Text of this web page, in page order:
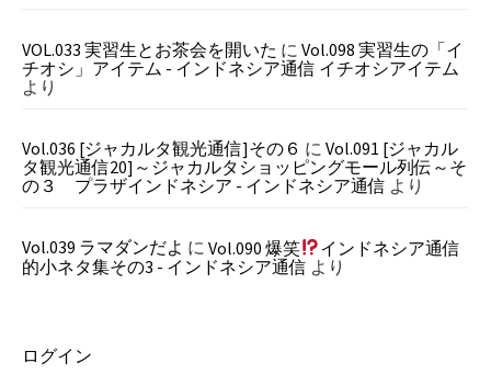
VOL.033 実習生とお茶会を開いた に Vol.098 実習生の「イ
チオシ」アイテム - インドネシア通信 イチオシアイテム
より
Vol.036 [ジャカルタ観光通信]その６ に Vol.091 [ジャカル
タ観光通信20]～ジャカルタショッピングモール列伝～そ
の３ プラザインドネシア - インドネシア通信 より
Vol.039 ラマダンだよ に Vol.090 爆笑
インドネシア通信
的小ネタ集その3 - インドネシア通信 より
ログイン